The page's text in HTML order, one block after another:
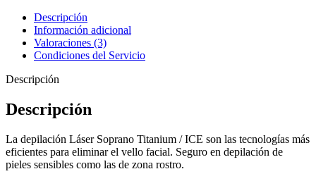
Descripción
Información adicional
Valoraciones (3)
Condiciones del Servicio
Descripción
Descripción
La depilación Láser Soprano Titanium / ICE son las tecnologías más
eficientes para eliminar el vello facial. Seguro en depilación de
pieles sensibles como las de zona rostro.